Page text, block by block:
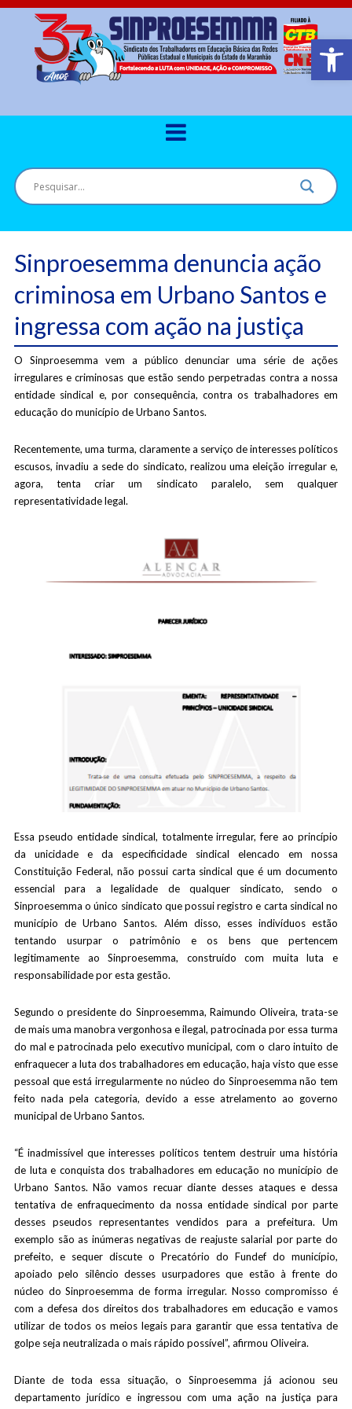
Barra de
Sinproesemma denuncia ação
criminosa em Urbano Santos e
ingressa com ação na justiça
O Sinproesemma vem a público denunciar uma série de ações
irregulares e criminosas que estão sendo perpetradas contra a nossa
entidade sindical e, por consequência, contra os trabalhadores em
educação do município de Urbano Santos.
Recentemente, uma turma, claramente a serviço de interesses políticos
escusos, invadiu a sede do sindicato, realizou uma eleição irregular e,
agora, tenta criar um sindicato paralelo, sem qualquer
representatividade legal.
Essa pseudo entidade sindical, totalmente irregular, fere ao princípio
da unicidade e da especificidade sindical elencado em nossa
Constituição Federal, não possui carta sindical que é um documento
essencial para a legalidade de qualquer sindicato, sendo o
Sinproesemma o único sindicato que possui registro e carta sindical no
município de Urbano Santos. Além disso, esses indivíduos estão
tentando usurpar o patrimônio e os bens que pertencem
legitimamente ao Sinproesemma, construído com muita luta e
responsabilidade por esta gestão.
Segundo o presidente do Sinproesemma, Raimundo Oliveira, trata-se
de mais uma manobra vergonhosa e ilegal, patrocinada por essa turma
do mal e patrocinada pelo executivo municipal, com o claro intuito de
enfraquecer a luta dos trabalhadores em educação, haja visto que esse
pessoal que está irregularmente no núcleo do Sinproesemma não tem
feito nada pela categoria, devido a esse atrelamento ao governo
municipal de Urbano Santos.
“É inadmissível que interesses políticos tentem destruir uma história
de luta e conquista dos trabalhadores em educação no município de
Urbano Santos. Não vamos recuar diante desses ataques e dessa
tentativa de enfraquecimento da nossa entidade sindical por parte
desses pseudos representantes vendidos para a prefeitura. Um
exemplo são as inúmeras negativas de reajuste salarial por parte do
prefeito, e sequer discute o Precatório do Fundef do município,
apoiado pelo silêncio desses usurpadores que estão à frente do
núcleo do Sinproesemma de forma irregular. Nosso compromisso é
com a defesa dos direitos dos trabalhadores em educação e vamos
utilizar de todos os meios legais para garantir que essa tentativa de
golpe seja neutralizada o mais rápido possível”, afirmou Oliveira.
Diante de toda essa situação, o Sinproesemma já acionou seu
departamento jurídico e ingressou com uma ação na justiça para